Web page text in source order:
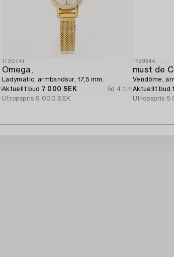
1730741
Omega,
Ladymatic, armbandsur, 17,5 mm.
Aktuellt bud 7 000 SEK
5d 4 tim
Utropspris 9 000 SEK
1729344
must de
Vendôme,
Aktuellt bud
Utropspris 5